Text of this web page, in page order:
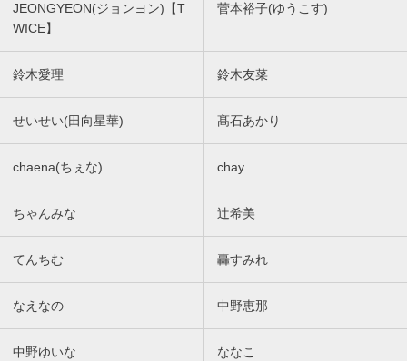
JEONGYEON(ジョンヨン)【T
WICE】
菅本裕子(ゆうこす)
鈴木愛理 鈴木友菜
せいせい(田向星華) 髙石あかり
chaena(ちぇな) chay
ちゃんみな 辻希美
てんちむ 轟すみれ
なえなの 中野恵那
中野ゆいな ななこ